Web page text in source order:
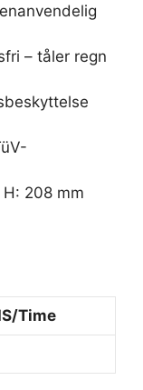
– tåler regn
208 mm
Time